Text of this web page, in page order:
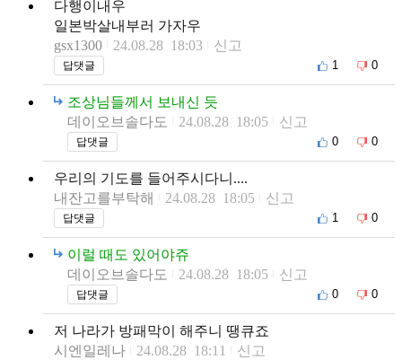
다행이내우
일본박살내부러 가자우
gsx1300
24.08.28 18:03 신고
답댓글 1 0
조상님들께서 보내신 듯
데이오브솔다도
24.08.28 18:05 신고
답댓글 0 0
우리의 기도를 들어주시다니....
내잔고를부탁해
24.08.28 18:05 신고
답댓글 1 0
이럴 때도 있어야쥬
데이오브솔다도
24.08.28 18:05 신고
답댓글 0 0
저 나라가 방패막이 해주니 땡큐죠
시엔일레나
24.08.28 18:11 신고